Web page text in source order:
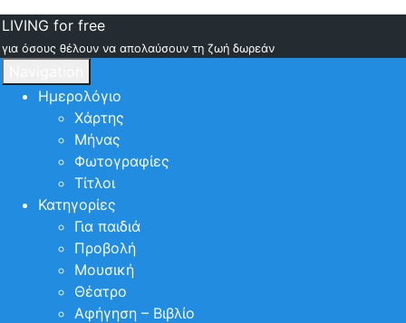
LIVING for free
για όσους θέλουν να απολαύσουν τη ζωή δωρεάν
Ημερολόγιο
Χάρτης
Μήνας
Φωτογραφίες
Τίτλοι
Κατηγορίες
Για παιδιά
Προβολή
Μουσική
Θέατρο
Αφήγηση – Βιβλίο